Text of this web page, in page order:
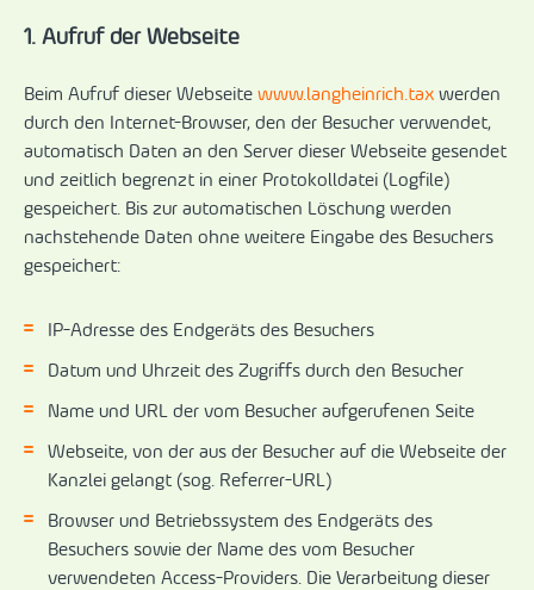
1. Aufruf der Webseite
Beim Aufruf dieser Webseite www.langheinrich.tax werden
durch den Internet-Browser, den der Besucher verwendet,
automatisch Daten an den Server dieser Webseite gesendet
und zeitlich begrenzt in einer Protokolldatei (Logfile)
gespeichert. Bis zur automatischen Löschung werden
nachstehende Daten ohne weitere Eingabe des Besuchers
gespeichert:
IP-Adresse des Endgeräts des Besuchers
Datum und Uhrzeit des Zugriffs durch den Besucher
Name und URL der vom Besucher aufgerufenen Seite
Webseite, von der aus der Besucher auf die Webseite der
Kanzlei gelangt (sog. Referrer-URL)
Browser und Betriebssystem des Endgeräts des
Besuchers sowie der Name des vom Besucher
verwendeten Access-Providers. Die Verarbeitung dieser